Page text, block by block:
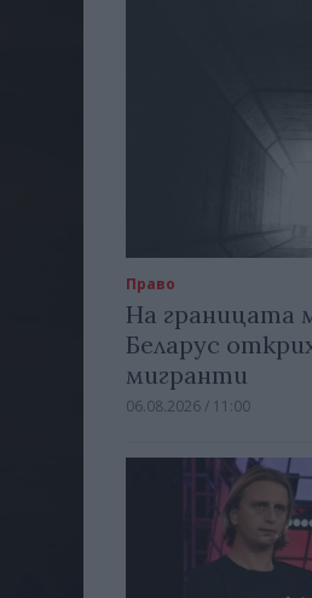
Право
На границата
Беларус
мигранти
06.08.2026 / 11:00